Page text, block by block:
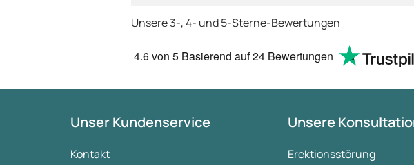
Unsere 3-, 4- und 5-Sterne-Bewertungen
4.6von 5 Basierend auf24 Bewertungen
Unser Kundenservice
Kontakt
Unsere
Erektionsstörung